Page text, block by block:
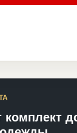
комплект